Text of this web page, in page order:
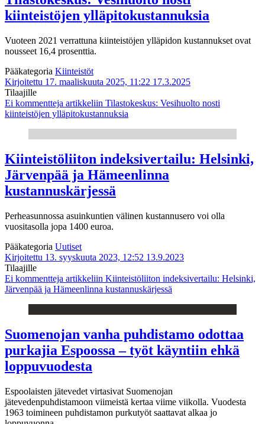
kiinteistöjen ylläpitokustannuksia
Vuoteen 2021 verrattuna kiinteistöjen ylläpidon kustannukset ovat
nousseet 16,4 prosenttia.
Pääkategoria Kiinteistöt
Kirjoitettu 17. maaliskuuta 2025, 11:22 17.3.2025
Tilaajille
Ei kommentteja artikkeliin Tilastokeskus: Vesihuolto nosti
kiinteistöjen ylläpitokustannuksia
Kiinteistöliiton indeksivertailu: Helsinki,
Järvenpää ja Hämeenlinna
kustannuskärjessä
Perheasunnossa asuinkuntien välinen kustannusero voi olla
vuositasolla jopa 1400 euroa.
Pääkategoria Uutiset
Kirjoitettu 13. syyskuuta 2023, 12:52 13.9.2023
Tilaajille
Ei kommentteja artikkeliin Kiinteistöliiton indeksivertailu: Helsinki,
Järvenpää ja Hämeenlinna kustannuskärjessä
Suomenojan vanha puhdistamo odottaa
purkajia Espoossa – työt käyntiin ehkä
loppuvuodesta
Espoolaisten jätevedet virtasivat Suomenojan
jätevedenpuhdistamoon viimeistä kertaa viime viikolla. Vuodesta
1963 toimineen puhdistamon purkutyöt saattavat alkaa jo